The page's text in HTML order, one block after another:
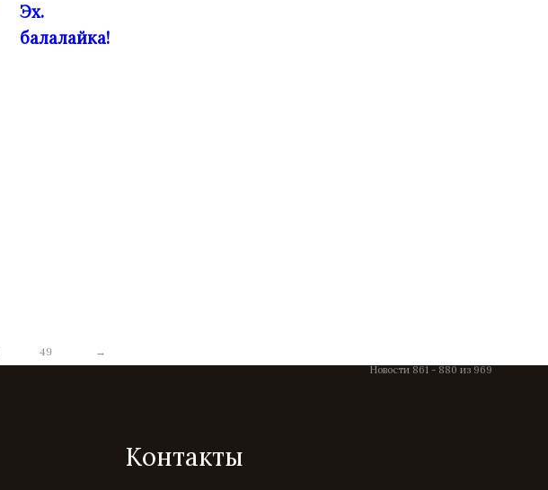
Эх.
балалайка!
Новости 861 - 880 из 969
49 →
Контакты